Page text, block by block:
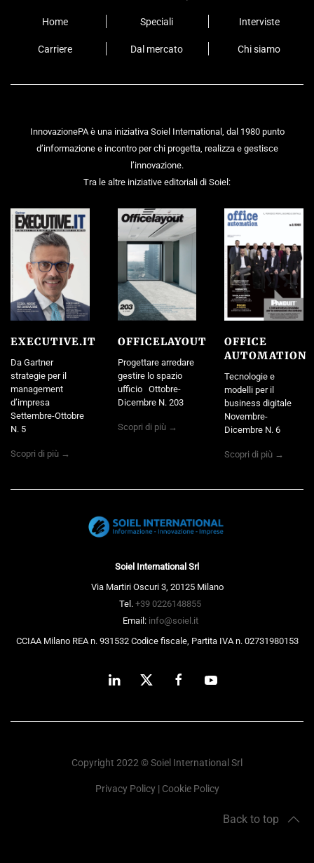
Home Speciali Interviste
Carriere Dal mercato Chi siamo
InnovazionePA è una iniziativa Soiel International, dal 1980 punto
d’informazione e incontro per chi progetta, realizza e gestisce
l’innovazione.
Tra le altre iniziative editoriali di Soiel:
EXECUTIVE.IT
Da Gartner
strategie per il
management
d’impresa
Settembre-Ottobre
N. 5
Scopri di più →
OFFICELAYOUT
Progettare arredare
gestire lo spazio
ufficio Ottobre-
Dicembre N. 203
Scopri di più →
OFFICE
AUTOMATION
Tecnologie e
modelli per il
business digitale
Novembre-
Dicembre N. 6
Scopri di più →
Soiel International Srl
Via Martiri Oscuri 3, 20125 Milano
Tel. +39 0226148855
Email: info@soiel.it
CCIAA Milano REA n. 931532 Codice fiscale, Partita IVA n. 02731980153
Copyright 2022 © Soiel International Srl
Privacy Policy| Cookie Policy
Back to top